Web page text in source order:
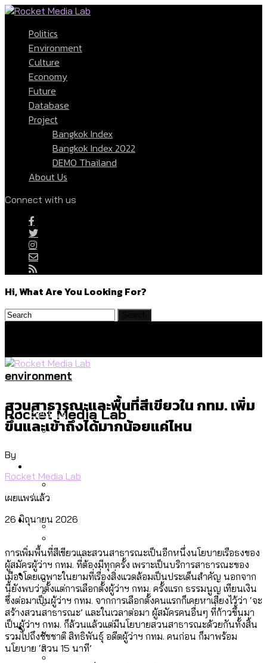
Politics
Environment
Culture
Economy
Future
Database
Project
Bangkok Index
Bangkok Index 2022
DEMO Thailand
About Us
Connect with us
Hi, What Are You Looking For?
Rocket Media Lab
Politics
จราจรฯ เพิ่ม 150% มีเพียง 5 เขตที่งบเพิ่ม
เมื่อแยกท่องเที่ยวออกจากกีฬา กระทรวง
ใหม่จะมีงบฯ ประมาณเท่าไร
สมุดจดการบ้าน ส.ก. 2569 : แต่ละเขตมี
ปัญหาอะไรที่ ส.ก. ต้องทำการบ้าน
สำรวจเหตุไฟไหม้ในกรุงเทพฯ ส่วนใหญ่มา
ลัดวงจรมากที่สุด
สวนสาธารณะและพื้นที่สีเขียวใน กทม. เพิ่ม
ขึ้นและเข้าถึงได้มากน้อยแค่ไหน
Culture
โลกใบเดียว สิทธิไม่เท่ากัน: กฎหมายการ
รับรองเพศของ Transgender ทั่วโลก
ประเทศไหนทำได้บ้าง?
Economy
เมกะโปรเจ็กต์ของ กทม. ในช่วงที่มีการใช้
งบคาบเกี่ยวในยุคชัชชาติ มีอะไร ใช้งบแค่
ไหน
Future
environment
สวนสาธารณะและพื้นที่สีเขียวใน กทม. เพิ่ม
ขึ้นและเข้าถึงได้มากน้อยแค่ไหน
By
Rocket Media Lab
เผยแพร่แล้ว
26 มิถุนายน 2026
การเพิ่มพื้นที่สีเขียวและสวนสาธารณะเป็นอีกหนึ่งนโยบายเรือธงของ
ผู้สมัครผู้ว่าฯ กทม. ที่ต้องมีทุกครั้ง เพราะเป็นบริการสาธารณะของ
เมืองโดยเฉพาะในยามที่เรื่องสิ่งแวดล้อมเป็นประเด็นสำคัญ นอกจาก
นี้ยังพบว่าตั้งแต่การเลือกตั้งผู้ว่าฯ กทม. ครั้งแรก ธรรมนูญ เทียนเงิน
ซึ่งต่อมาเป็นผู้ว่าฯ กทม. จากการเลือกตั้งคนแรกก็เคยหาเสียงไว้ว่า ‘จะ
สร้างสวนสาธารณะ’ และในเวลาต่อมา ผู้สมัครคนอื่นๆ ที่ก้าวขึ้นมา
เป็นผู้ว่าฯ กทม. ก็ล้วนแล้วแต่มีนโยบายสวนสาธารณะด้วยกันทั้งสิ้น
รวมไปถึงชัชชาติ สิทธิพันธุ์ อดีตผู้ว่าฯ กทม. คนก่อน ก็มาพร้อม
นโยบาย ‘สวน 15 นาที’